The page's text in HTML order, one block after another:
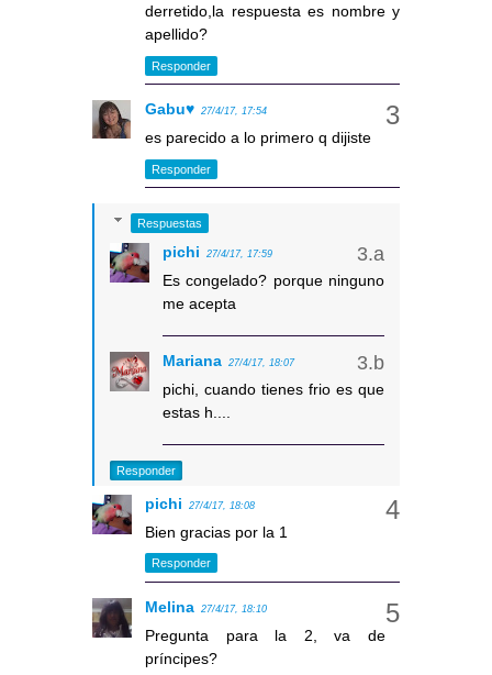
derretido,la respuesta es nombre y
apellido?
Responder
Gabu♥ 27/4/17, 17:54
es parecido a lo primero q dijiste
Responder
Respuestas
pichi 27/4/17, 17:59
Es congelado? porque ninguno
me acepta
Mariana 27/4/17, 18:07
pichi, cuando tienes frio es que
estas h....
Responder
pichi 27/4/17, 18:08
Bien gracias por la 1
Responder
Melina 27/4/17, 18:10
Pregunta para la 2, va de
príncipes?